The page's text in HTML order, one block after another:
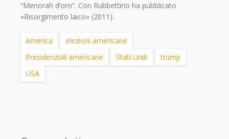
“Menorah d’oro”. Con Rubbettino ha pubblicato
«Risorgimento laico» (2011).
America
elezioni americane
Presidenziali americane
Stati Uniti
trump
USA